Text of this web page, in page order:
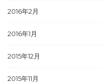
2016年2月
2016年1月
2015年12月
2015年11月